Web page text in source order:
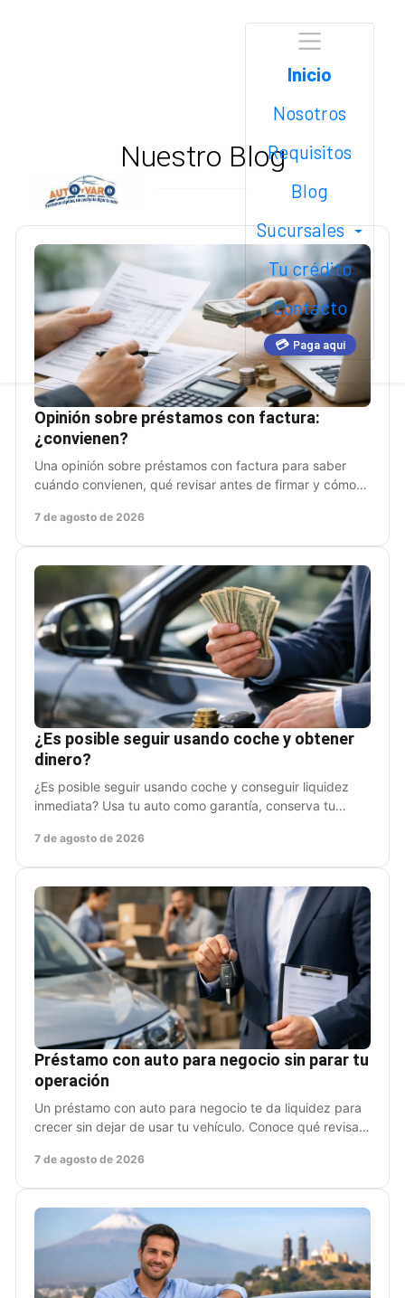
Inicio
Nosotros
Requisitos
Blog
Sucursales
Tu crédito
Contacto
💳 Paga aquí
Nuestro Blog
Opinión sobre préstamos con factura:
¿convienen?
Una opinión sobre préstamos con factura para saber
cuándo convienen, qué revisar antes de firmar y cómo
7 de agosto de 2026
¿Es posible seguir usando coche y obtener
dinero?
¿Es posible seguir usando coche y conseguir liquidez
inmediata? Usa tu auto como garantía, conserva tu
7 de agosto de 2026
Préstamo con auto para negocio sin parar tu
operación
Un préstamo con auto para negocio te da liquidez para
crecer sin dejar de usar tu vehículo. Conoce qué revisar
7 de agosto de 2026